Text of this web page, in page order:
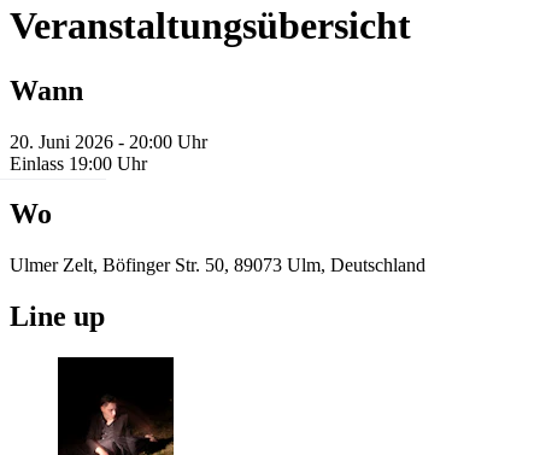
Veranstaltungsübersicht
Wann
20. Juni 2026 - 20:00 Uhr
Einlass 19:00 Uhr
Wo
Ulmer Zelt, Böfinger Str. 50, 89073 Ulm, Deutschland
Line up